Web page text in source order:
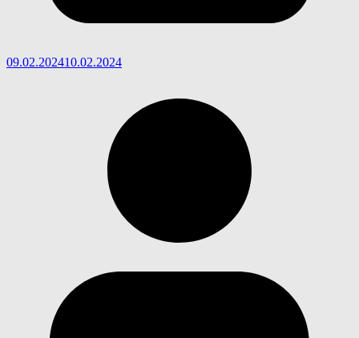
09.02.202410.02.2024